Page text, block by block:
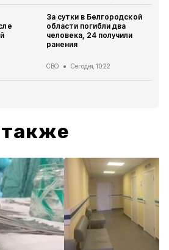
За сутки в Белгородской
области погибли два
человека, 24 получили
ранения
СВО Сегодня, 10:22